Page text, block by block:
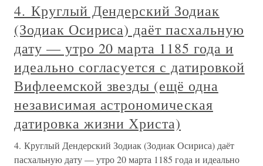
4. Круглый Дендерский Зодиак
(Зодиак Осириса) даёт пасхальную
дату — утро 20 марта 1185 года и
идеально согласуется с датировкой
Вифлеемской звезды (ещё одна
независимая астрономическая
датировка жизни Христа)
4. Круглый Дендерский Зодиак (Зодиак Осириса) даёт
пасхальную дату — утро 20 марта 1185 года и идеально